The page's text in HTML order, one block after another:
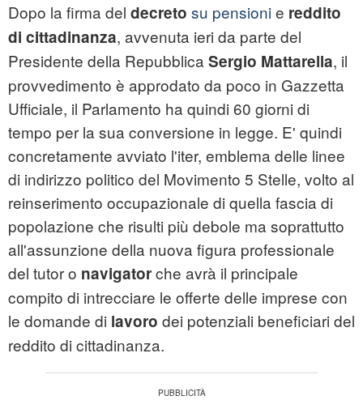
Dopo la firma del decreto su pensionie reddito
di cittadinanza, avvenuta ieri da parte del
Presidente della Repubblica Sergio Mattarella, il
provvedimento è approdato da poco in Gazzetta
Ufficiale, il Parlamento ha quindi 60 giorni di
tempo per la sua conversione in legge. E' quindi
concretamente avviato l'iter, emblema delle linee
di indirizzo politico del Movimento 5 Stelle, volto al
reinserimento occupazionale di quella fascia di
popolazione che risulti più debole ma soprattutto
all'assunzione della nuova figura professionale
del tutor o navigatorche avrà il principale
compito di intrecciare le offerte delle imprese con
le domande di lavoro dei potenziali beneficiari del
reddito di cittadinanza.